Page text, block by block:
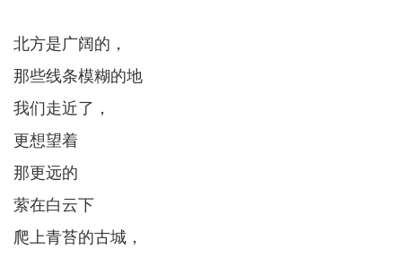
北方是广阔的，
那些线条模糊的地
我们走近了，
更想望着
那更远的
萦在白云下
爬上青苔的古城，